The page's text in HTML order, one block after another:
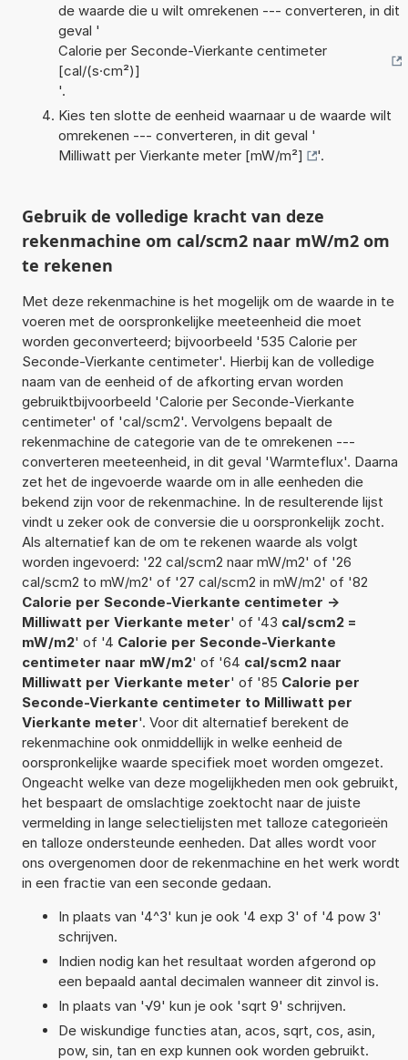
de waarde die u wilt omrekenen --- converteren, in dit
geval '
Calorie per Seconde-Vierkante centimeter
[cal/(s·cm²)]
'.
Kies ten slotte de eenheid waarnaar u de waarde wilt
omrekenen --- converteren, in dit geval '
Milliwatt per Vierkante meter [mW/m²]
'.
Gebruik de volledige kracht van deze
rekenmachine om cal/scm2 naar mW/m2 om
te rekenen
Met deze rekenmachine is het mogelijk om de waarde in te
voeren met de oorspronkelijke meeteenheid die moet
worden geconverteerd; bijvoorbeeld '535 Calorie per
Seconde-Vierkante centimeter'. Hierbij kan de volledige
naam van de eenheid of de afkorting ervan worden
gebruiktbijvoorbeeld 'Calorie per Seconde-Vierkante
centimeter' of 'cal/scm2'. Vervolgens bepaalt de
rekenmachine de categorie van de te omrekenen ---
converteren meeteenheid, in dit geval 'Warmteflux'. Daarna
zet het de ingevoerde waarde om in alle eenheden die
bekend zijn voor de rekenmachine. In de resulterende lijst
vindt u zeker ook de conversie die u oorspronkelijk zocht.
Als alternatief kan de om te rekenen waarde als volgt
worden ingevoerd: '22 cal/scm2 naar mW/m2' of '26
cal/scm2 to mW/m2' of '27 cal/scm2 in mW/m2' of '82
Calorie per Seconde-Vierkante centimeter ->
Milliwatt per Vierkante meter' of '43 cal/scm2 =
mW/m2' of '4 Calorie per Seconde-Vierkante
centimeter naar mW/m2' of '64 cal/scm2 naar
Milliwatt per Vierkante meter' of '85 Calorie per
Seconde-Vierkante centimeter to Milliwatt per
Vierkante meter'. Voor dit alternatief berekent de
rekenmachine ook onmiddellijk in welke eenheid de
oorspronkelijke waarde specifiek moet worden omgezet.
Ongeacht welke van deze mogelijkheden men ook gebruikt,
het bespaart de omslachtige zoektocht naar de juiste
vermelding in lange selectielijsten met talloze categorieën
en talloze ondersteunde eenheden. Dat alles wordt voor
ons overgenomen door de rekenmachine en het werk wordt
in een fractie van een seconde gedaan.
In plaats van '4^3' kun je ook '4 exp 3' of '4 pow 3'
schrijven.
Indien nodig kan het resultaat worden afgerond op
een bepaald aantal decimalen wanneer dit zinvol is.
In plaats van '√9' kun je ook 'sqrt 9' schrijven.
De wiskundige functies atan, acos, sqrt, cos, asin,
pow, sin, tan en exp kunnen ook worden gebruikt.